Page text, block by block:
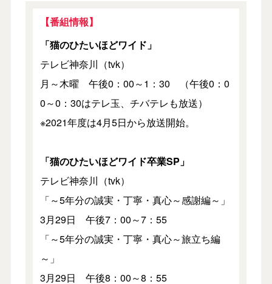
【番組情報】
「猫のひたいほどワイド」
テレビ神奈川（tvk）
月～木曜 午後0：00～1：30 （午後0：0
0～0：30はテレ玉、チバテレも放送）
※2021年度は4月5日から放送開始。
「猫のひたいほどワイド卒業SP」
テレビ神奈川（tvk）
「～5年分の誠実・丁寧・真心～感謝編～」
3月29日 午後7：00～7：55
「～5年分の誠実・丁寧・真心～旅立ち編
～」
3月29日 午後8：00～8：55